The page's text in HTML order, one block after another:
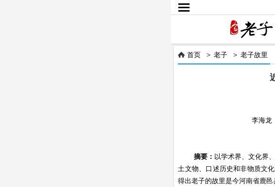

 首页 >老子 >老子故里
李海龙
摘要： 以学术界、文化界
土文物、口述历史和非物质文
得出老子的故里是今河南省鹿